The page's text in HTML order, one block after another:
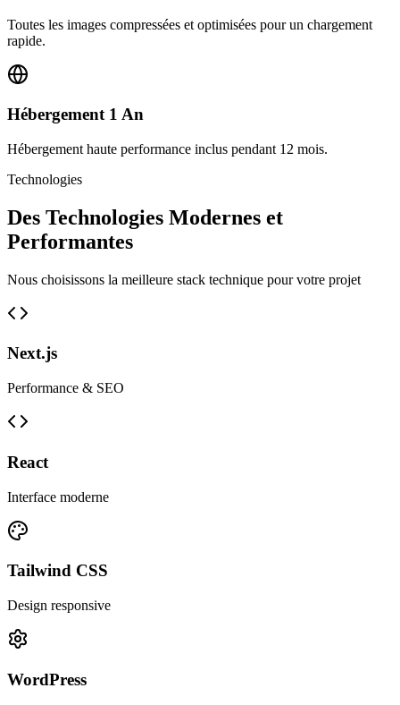
Toutes les images compressées et optimisées pour un chargement
rapide.
Hébergement 1 An
Hébergement haute performance inclus pendant 12 mois.
Technologies
Des Technologies Modernes et
Performantes
Nous choisissons la meilleure stack technique pour votre projet
Next.js
Performance & SEO
React
Interface moderne
Tailwind CSS
Design responsive
WordPress